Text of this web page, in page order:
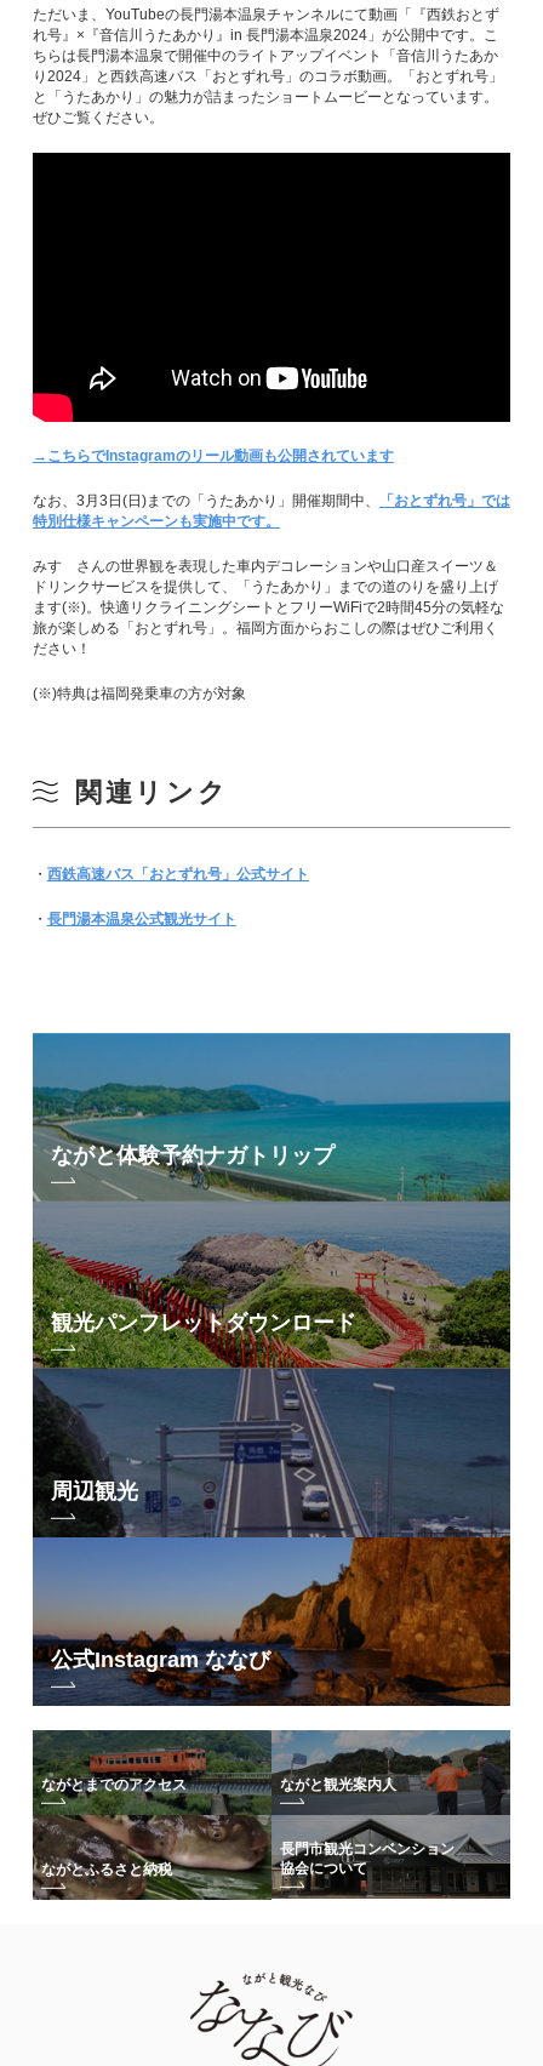
ただいま、YouTubeの長門湯本温泉チャンネルにて動画「『西鉄おとず
れ号』×『音信川うたあかり』in 長門湯本温泉2024」が公開中です。こ
ちらは長門湯本温泉で開催中のライトアップイベント「音信川うたあか
り2024」と西鉄高速バス「おとずれ号」のコラボ動画。「おとずれ号」
と「うたあかり」の魅力が詰まったショートムービーとなっています。
ぜひご覧ください。
→こちらでInstagramのリール動画も公開されています
なお、3月3日(日)までの「うたあかり」開催期間中、
「おとずれ号」では
特別仕様キャンペーンも実施中です。
みすゞさんの世界観を表現した車内デコレーションや山口産スイーツ＆
ドリンクサービスを提供して、「うたあかり」までの道のりを盛り上げ
ます(※)。快適リクライニングシートとフリーWiFiで2時間45分の気軽な
旅が楽しめる「おとずれ号」。福岡方面からおこしの際はぜひご利用く
ださい！
(※)特典は福岡発乗車の方が対象
関連リンク
・ 西鉄高速バス「おとずれ号」公式サイト
・ 長門湯本温泉公式観光サイト
ながと体験予約ナガトリップ
観光パンフレットダウンロード
周辺観光
公式Instagram ななび
ながとまでのアクセス ながと観光案内人
ながとふるさと納税
長門市観光コンベンション
協会について